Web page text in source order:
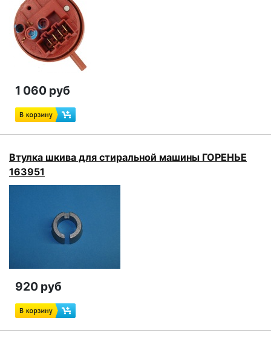
1 060 руб
Втулка шкива для стиральной машины ГОРЕНЬЕ
163951
920 руб